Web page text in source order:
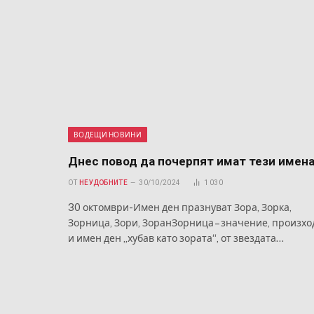
ВОДЕЩИ НОВИНИ
Днес повод да почерпят имат тези имена
ОТ НЕУДОБНИТЕ 30/10/2024 1 030
30 октомври-Имен ден празнуват Зора, Зорка,
Зорница, Зори, ЗоранЗорница – значение,
и имен ден „хубав като зората“, от звездата…